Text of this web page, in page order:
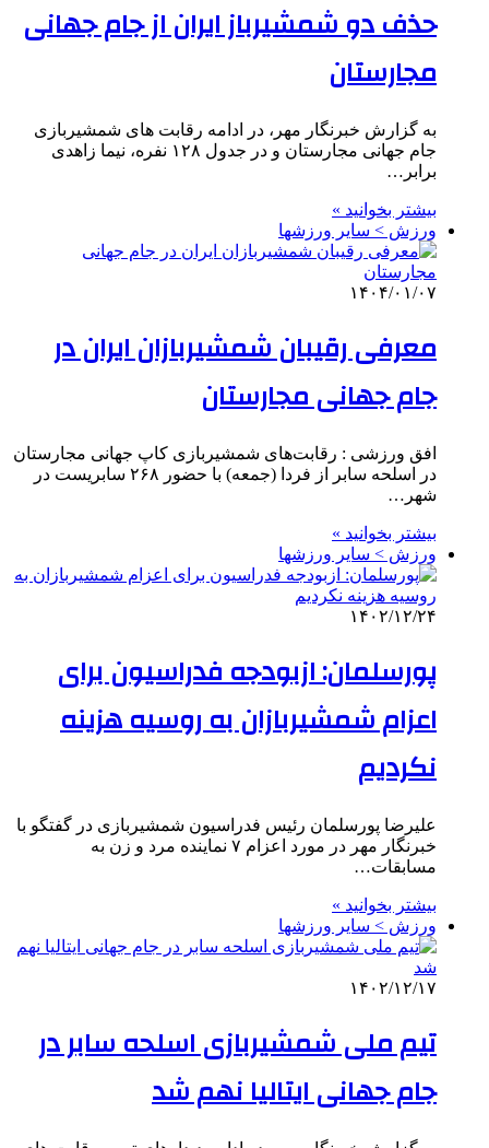
حذف دو شمشیرباز ایران از جام جهانی
مجارستان
به گزارش خبرنگار مهر، در ادامه رقابت های شمشیربازی
جام جهانی مجارستان و در جدول ١٢٨ نفره، نیما زاهدی
برابر…
بیشتر بخوانید »
ورزش > سایر ورزشها
۱۴۰۴/۰۱/۰۷
معرفی رقیبان شمشیربازان ایران در
جام ‌جهانی مجارستان
افق ورزشی : رقابت‌های شمشیربازی کاپ جهانی مجارستان
در اسلحه سابر از فردا (جمعه) با حضور ۲۶۸ سابریست در
شهر…
بیشتر بخوانید »
ورزش > سایر ورزشها
۱۴۰۲/۱۲/۲۴
پورسلمان: ازبودجه فدراسیون برای
اعزام شمشیربازان به روسیه هزینه
نکردیم
علیرضا پورسلمان رئیس فدراسیون شمشیربازی در گفتگو با
خبرنگار مهر در مورد اعزام ۷ نماینده مرد و زن به
مسابقات…
بیشتر بخوانید »
ورزش > سایر ورزشها
۱۴۰۲/۱۲/۱۷
تیم ملی شمشیربازی اسلحه سابر در
جام جهانی ایتالیا نهم شد